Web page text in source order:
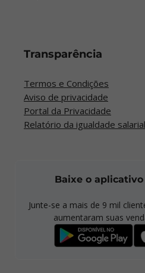
Transparência
Termos e Condições
Aviso de privacidade
Portal da Privacidade
Relatório da igualdade salarial
Baixe o
Junte-se a mais de 9 mil
aumentaram suas